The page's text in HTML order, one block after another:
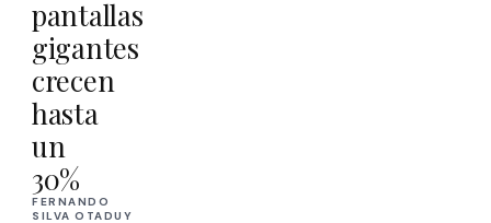
pantallas
gigantes
crecen
hasta
un
30%
FERNANDO
SILVA OTADUY